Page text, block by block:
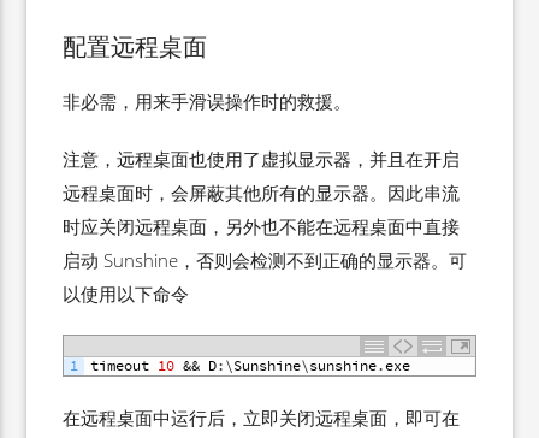
配置远程桌面
非必需，用来手滑误操作时的救援。
注意，远程桌面也使用了虚拟显示器，并且在开启
远程桌面时，会屏蔽其他所有的显示器。因此串流
时应关闭远程桌面，另外也不能在远程桌面中直接
启动 Sunshine，否则会检测不到正确的显示器。可
以使用以下命令
1 timeout 10 && D:\Sunshine\sunshine.exe
在远程桌面中运行后，立即关闭远程桌面，即可在